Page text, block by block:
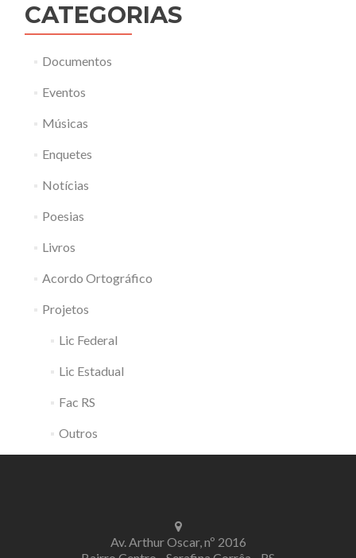
CATEGORIAS
Documentos
Eventos
Músicas
Enquetes
Notícias
Poesias
Livros
Acordo Ortográfico
Projetos
Lic Federal
Lic Estadual
Fac RS
Outros
Av. Arthur Oscar, nº 2016